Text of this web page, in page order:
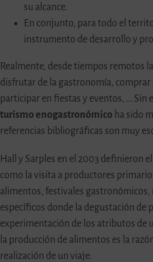
su alcance.
En conjunto, para todo el
instrumento de desarrollo y
Realmente, desde tiempos remotos
disfrutar de la gastronomía,
participar en fiestas y eventos, … Sin
turismo enogastronómico ha sido
referencias bibliográficas son muy
Hall y Sarples en el 2003 definieron
como la visita a productores
alimentos, festivales gastronómicos,
específicos donde la degustación de
experimentación de los atributos de
la producción de alimentos es la
realización de un viaje.